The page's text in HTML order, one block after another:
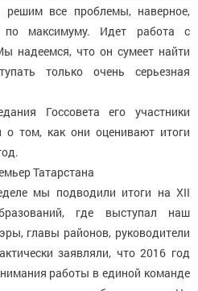
все проблемы, наверное,
по максимуму. Идет работа с
надеемся, что он сумеет найти
только очень серьезная
Госсовета его участники
о том, как они оценивают итоги
Татарстана
мы подводили итоги на XII
где выступал наш
главы районов, руководители
заявляли, что 2016 год
работы в единой команде